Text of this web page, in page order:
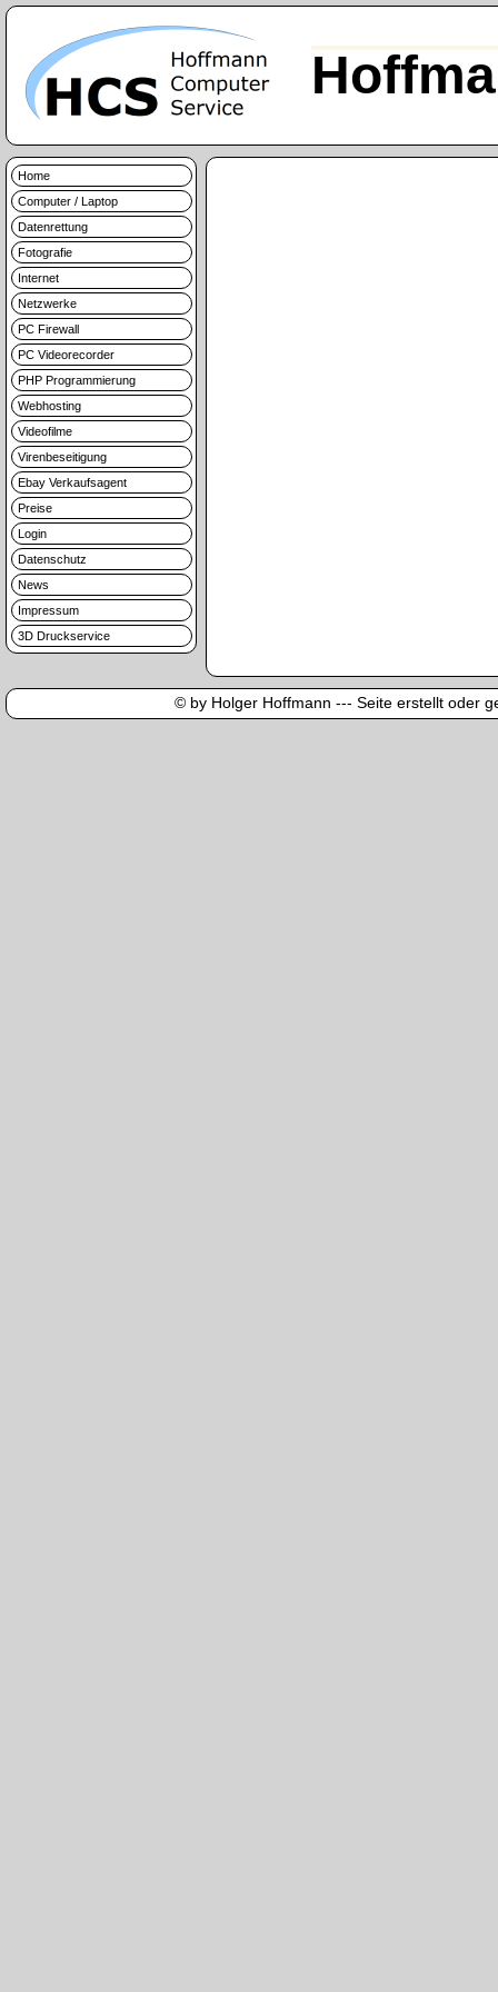
Home
Computer / Laptop
Datenrettung
Fotografie
Internet
Netzwerke
PC Firewall
PC Videorecorder
PHP Programmierung
Webhosting
Videofilme
Virenbeseitigung
Ebay Verkaufsagent
Preise
Login
Datenschutz
News
Impressum
3D Druckservice
© by Holger Hoffmann --- Seite erstellt oder